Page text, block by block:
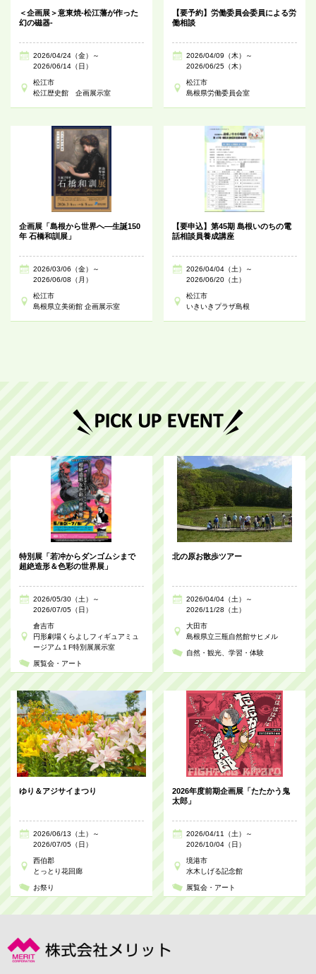
＜企画展＞意東焼-松江藩が作った
幻の磁器-
2026/04/24（金）～
2026/06/14（日）
松江市
松江歴史館 企画展示室
【要予約】労働委員会委員による労
働相談
2026/04/09（木）～
2026/06/25（木）
松江市
島根県労働委員会室
企画展「島根から世界へ―生誕150
年 石橋和訓展」
2026/03/06（金）～
2026/06/08（月）
松江市
島根県立美術館 企画展示室
【要申込】第45期 島根いのちの電
話相談員養成講座
2026/04/04（土）～
2026/06/20（土）
松江市
いきいきプラザ島根
特別展「若冲からダンゴムシまで
超絶造形＆色彩の世界展」
2026/05/30（土）～
2026/07/05（日）
倉吉市
円形劇場くらよしフィギュアミュ
ージアム１F特別展展示室
展覧会・アート
北の原お散歩ツアー
2026/04/04（土）～
2026/11/28（土）
大田市
島根県立三瓶自然館サヒメル
自然・観光 学習・体験
ゆり＆アジサイまつり
2026/06/13（土）～
2026/07/05（日）
西伯郡
とっとり花回廊
お祭り
2026年度前期企画展「たたかう鬼
太郎」
2026/04/11（土）～
2026/10/04（日）
境港市
水木しげる記念館
展覧会・アート